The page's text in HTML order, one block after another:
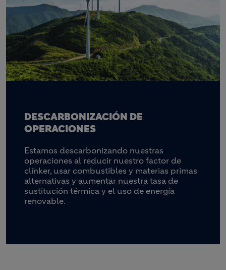
DESCARBONIZACIÓN DE
OPERACIONES
Estamos descarbonizando nuestras
operaciones al reducir nuestro factor de
clínker, usar combustibles y materias primas
alternativas y aumentar nuestra tasa de
sustitución térmica y el uso de energía
renovable.